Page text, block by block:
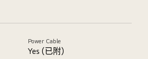
Power Cable
Yes (已附)